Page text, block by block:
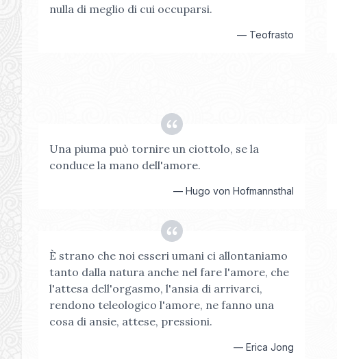
nulla di meglio di cui occuparsi.
— Teofrasto
Una piuma può tornire un ciottolo, se la
conduce la mano dell'amore.
—Hugo von Hofmannsthal
È strano che noi esseri umani ci allontaniamo
tanto dalla natura anche nel fare l'amore, che
l'attesa dell'orgasmo, l'ansia di arrivarci,
rendono teleologico l'amore, ne fanno una
cosa di ansie, attese, pressioni.
—Erica Jong